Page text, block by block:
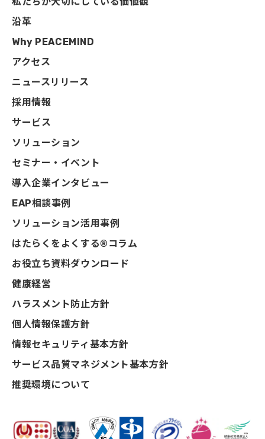
沿革
Why PEACEMIND
アクセス
ニュースリリース
採用情報
サービス
ソリューション
セミナー・イベント
導入企業インタビュー
EAP相談事例
ソリューション活用事例
はたらくをよくする®コラム
お役立ち資料ダウンロード
健康経営
ハラスメント防止方針
個人情報保護方針
情報セキュリティ基本方針
サービス品質マネジメント基本方針
推奨環境について